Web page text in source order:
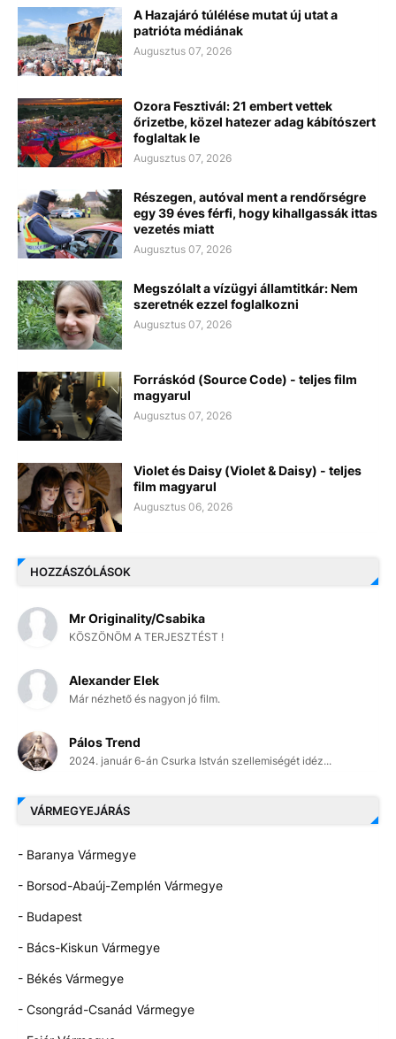
A Hazajáró túlélése mutat új utat a
patrióta médiának
Augusztus 07, 2026
Ozora Fesztivál: 21 embert vettek
őrizetbe, közel hatezer adag kábítószert
foglaltak le
Augusztus 07, 2026
Részegen, autóval ment a rendőrségre
egy 39 éves férfi, hogy kihallgassák ittas
vezetés miatt
Augusztus 07, 2026
Megszólalt a vízügyi államtitkár: Nem
szeretnék ezzel foglalkozni
Augusztus 07, 2026
Forráskód (Source Code) - teljes film
magyarul
Augusztus 07, 2026
Violet és Daisy (Violet & Daisy) - teljes
film magyarul
Augusztus 06, 2026
HOZZÁSZÓLÁSOK
Mr Originality/Csabika
KÖSZÖNÖM A TERJESZTÉST !
Alexander Elek
Már nézhető és nagyon jó film.
Pálos Trend
2024. január 6-án Csurka István szellemiségét idéz...
VÁRMEGYEJÁRÁS
- Baranya Vármegye
- Borsod-Abaúj-Zemplén Vármegye
- Budapest
- Bács-Kiskun Vármegye
- Békés Vármegye
- Csongrád-Csanád Vármegye